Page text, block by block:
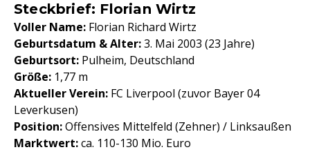
Steckbrief: Florian Wirtz
Voller Name: Florian Richard Wirtz
Geburtsdatum & Alter:3. Mai 2003 (23 Jahre)
Geburtsort: Pulheim, Deutschland
Größe: 1,77 m
Aktueller Verein: FC Liverpool (zuvor Bayer 04
Leverkusen)
Position:Offensives Mittelfeld (Zehner) / Linksaußen
Marktwert:ca. 110-130 Mio. Euro